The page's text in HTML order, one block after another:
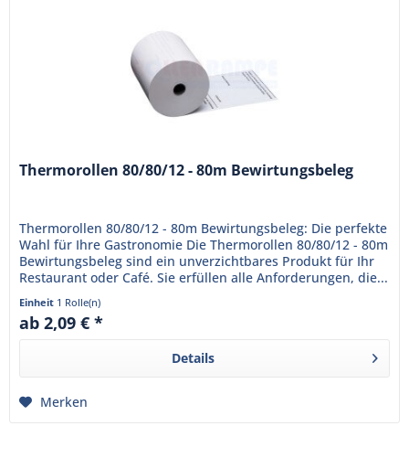
Thermorollen 80/80/12 - 80m Bewirtungsbeleg
Thermorollen 80/80/12 - 80m Bewirtungsbeleg: Die perfekte
Wahl für Ihre Gastronomie Die Thermorollen 80/80/12 - 80m
Bewirtungsbeleg sind ein unverzichtbares Produkt für Ihr
Restaurant oder Café. Sie erfüllen alle Anforderungen, die...
Einheit 1 Rolle(n)
ab 2,09 € *
Details
Merken